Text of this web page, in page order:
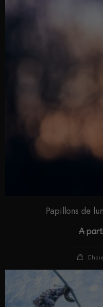
Papillons de
A